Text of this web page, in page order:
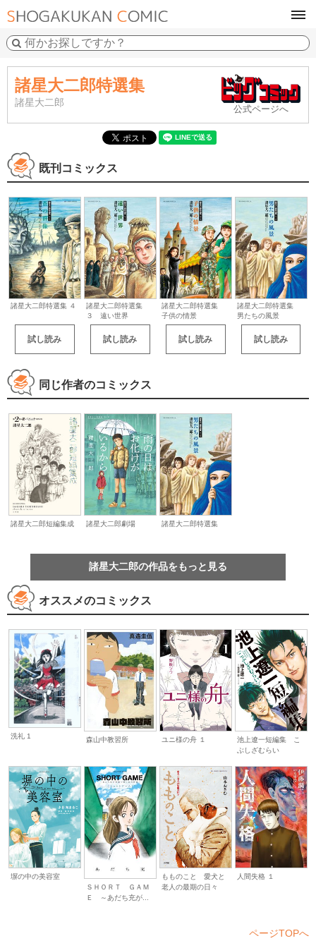
諸星大二郎特選集
諸星大二郎
公式ページへ
既刊コミックス
諸星大二郎特選集 ４
試し読み
諸星大二郎特選集
３ 遠い世界
試し読み
諸星大二郎特選集
子供の情景
試し読み
諸星大二郎特選集
男たちの風景
試し読み
同じ作者のコミックス
諸星大二郎短編集成 諸星大二郎劇場 諸星大二郎特選集
諸星大二郎の作品をもっと見る
オススメのコミックス
洗礼 1
森山中教習所 ユニ様の舟 １
池上遼一短編集 こ
ぶしざむらい
塀の中の美容室
ＳＨＯＲＴ ＧＡＭ
Ｅ ～あだち充が...
もものこと 愛犬と
老人の最期の日々
人間失格 １
ページTOPへ